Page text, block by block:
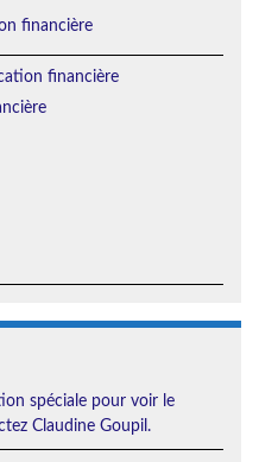
financière
financière
spéciale pour voir le
Claudine Goupil.